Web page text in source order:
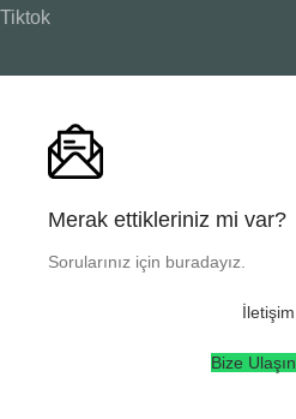
Tiktok
Merak ettikleriniz mi var?
Sorularınız için buradayız.
İletişim
Bize Ulaşın